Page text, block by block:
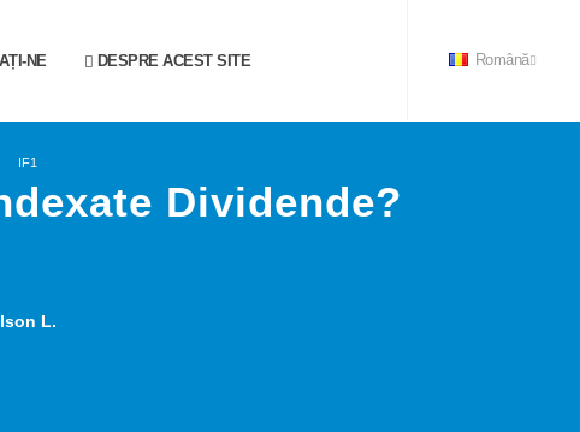
NE DESPRE ACEST SITE Română
IF1
Dividende?
L.